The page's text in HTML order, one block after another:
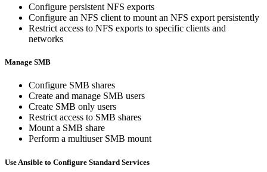
Configure persistent NFS exports
Configure an NFS client to mount an NFS export persistently
Restrict access to NFS exports to specific clients and
networks
Manage SMB
Configure SMB shares
Create and manage SMB users
Create SMB only users
Restrict access to SMB shares
Mount a SMB share
Perform a multiuser SMB mount
Use Ansible to Configure Standard Services